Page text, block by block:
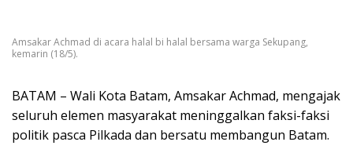
Amsakar Achmad di acara halal bi halal bersama warga Sekupang,
kemarin (18/5).
BATAM – Wali Kota Batam, Amsakar Achmad, mengajak
seluruh elemen masyarakat meninggalkan faksi-faksi
politik pasca Pilkada dan bersatu membangun Batam.